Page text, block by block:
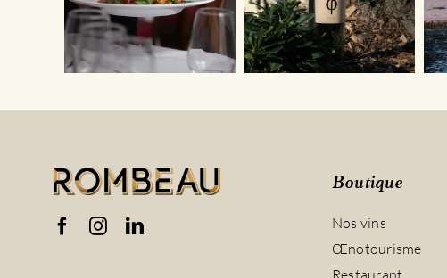
Boutique
Nos vins
Œnotourisme